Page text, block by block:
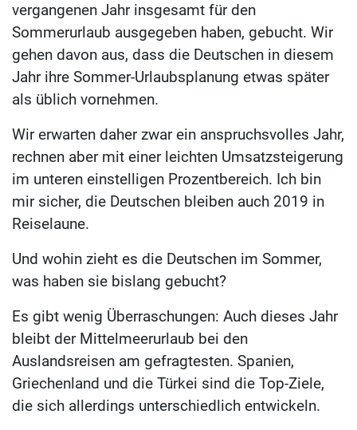
vergangenen Jahr insgesamt für den
Sommerurlaub ausgegeben haben, gebucht. Wir
gehen davon aus, dass die Deutschen in diesem
Jahr ihre Sommer-Urlaubsplanung etwas später
als üblich vornehmen.
Wir erwarten daher zwar ein anspruchsvolles Jahr,
rechnen aber mit einer leichten Umsatzsteigerung
im unteren einstelligen Prozentbereich. Ich bin
mir sicher, die Deutschen bleiben auch 2019 in
Reiselaune.
Und wohin zieht es die Deutschen im Sommer,
was haben sie bislang gebucht?
Es gibt wenig Überraschungen: Auch dieses Jahr
bleibt der Mittelmeerurlaub bei den
Auslandsreisen am gefragtesten. Spanien,
Griechenland und die Türkei sind die Top-Ziele,
die sich allerdings unterschiedlich entwickeln.